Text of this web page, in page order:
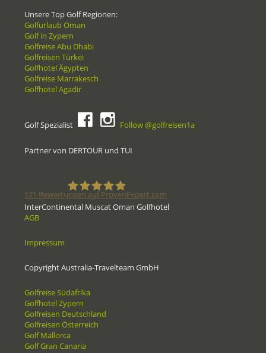
Unsere Top Golf Regionen:
Golfurlaub Oman
Golf in Zypern
Golfreise Abu Dhabi
Golfreisen Türkei
Golfhotel Ägypten
Golfreise Marrakesch
Golfhotel Agadir
Golf Spezialist Follow @golfreisen1a
Partner von DERTOUR und TUI
121 Bewertungen auf ProvenExpert.com
InterContinental Muscat Oman Golfhotel
AGB
Impressum
Copyright Australia-Travelteam GmbH
Golfreise Südafrika
Golfhotel Zypern
Golfreisen Deutschland
Golfreisen Österreich
Golf Mallorca
Golf Gran Canaria